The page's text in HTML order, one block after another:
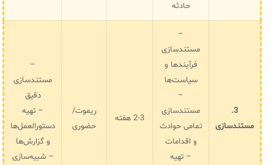
حادثه
3.
مستندسازی
–
مستندسازی
فرآیندها و
سیاست‌ها
–
مستندسازی
تمامی حوادث
و اقدامات
– تهیه
2-3 هفته
ریموت/
حضوری
–
مستندسازی
دقیق
– تهیه
دستورالعمل‌ها
و گزارش‌ها
– شبیه‌سازی